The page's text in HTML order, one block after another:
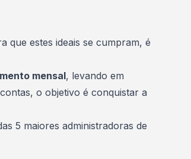
que estes ideais se cumpram, é
mensal, levando em
o objetivo é conquistar a
5 maiores administradoras de